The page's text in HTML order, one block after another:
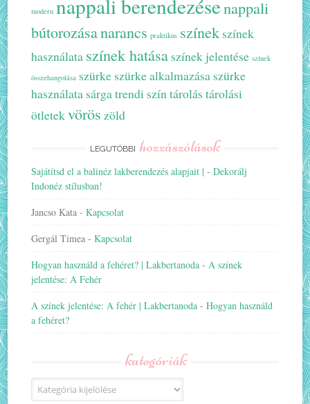
modern nappali berendezésenappali
bútorozásanarancs praktikus színek színek
használata színek hatása színek jelentése színek
összehangolása szürke szürke alkalmazása szürke
használata sárgatrendi színtárolás tárolási
ötletekvörös zöld
LEGUTÓBBI hozzászólások
Sajátítsd el a balinéz lakberendezés alapjait | -Dekorálj
Indonéz stílusban!
Jancso Kata -Kapcsolat
Gergál Timea -Kapcsolat
Hogyan használd a fehéret? | Lakbertanoda -A színek
jelentése: A Fehér
A színek jelentése: A fehér | Lakbertanoda -Hogyan használd
a fehéret?
kategóriák
Kategóriák